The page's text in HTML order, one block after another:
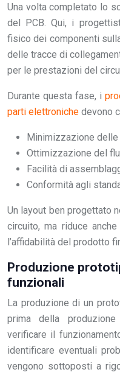
Una volta completato lo
del PCB. Qui, i
fisico dei componenti
delle tracce di
per le prestazioni del
Durante questa fase, i
parti elettroniche devono
Minimizzazione
Ottimizzazione del
Facilità di
Conformità agli
Un layout ben progettato
circuito, ma riduce
l’affidabilità del prodotto
Produzione
funzionali
La produzione di un
prima della
verificare il
identificare eventuali
vengono sottoposti a